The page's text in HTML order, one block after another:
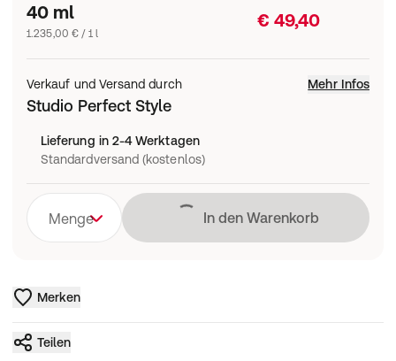
40 ml
1.235,00 € / 1 l
€ 49,40
Verkauf und Versand durch Mehr Infos
Studio Perfect Style
Lieferung in 2-4 Werktagen
Standardversand (kostenlos)
Menge LädtIn den Warenkorb
Merken
Teilen